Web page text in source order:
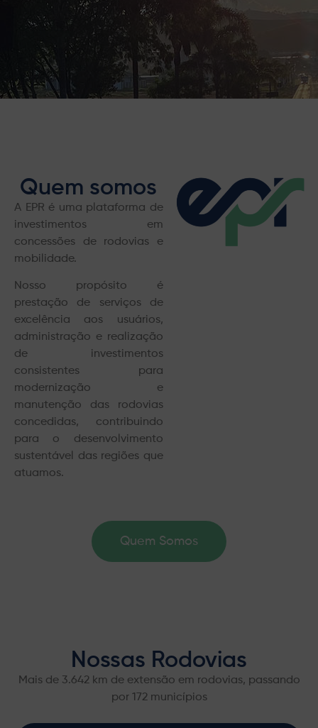
Quem somos
A EPR é uma plataforma de
investimentos em
concessões de rodovias e
mobilidade.
Nosso propósito é
prestação de serviços de
excelência aos usuários,
administração e realização
de investimentos
consistentes para
modernização e
manutenção das rodovias
concedidas, contribuindo
para o desenvolvimento
sustentável das regiões que
atuamos.
Quem Somos
Nossas Rodovias
Mais de 3.642 km de extensão em rodovias, passando
por 172 municípios